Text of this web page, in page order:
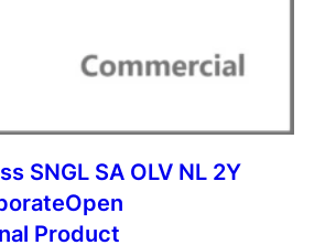
SNGL SA OLV NL 2Y
Product